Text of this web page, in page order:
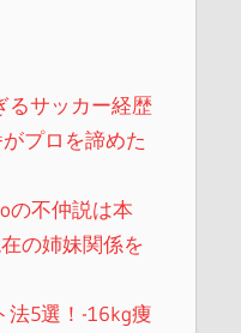
るサッカー経歴
プロを諦めた
の不仲説は本
の姉妹関係を
法5選！-16kg痩